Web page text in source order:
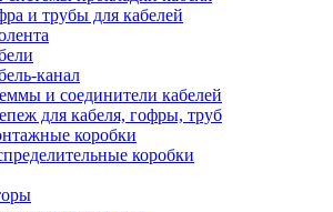
и трубы для кабелей
канал
и соединители кабелей
для кабеля, гофры, труб
коробки
коробки